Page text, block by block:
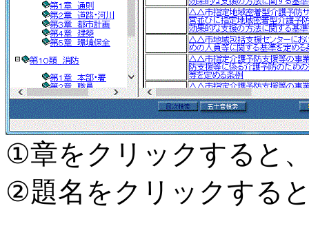
①章をクリックすると
②題名をクリックする